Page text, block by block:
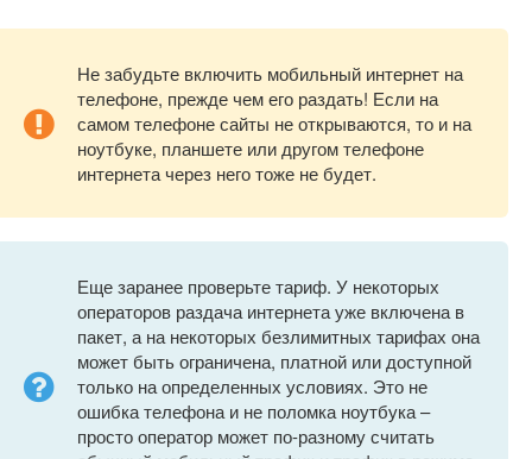
Не забудьте включить мобильный интернет на
телефоне, прежде чем его раздать! Если на
самом телефоне сайты не открываются, то и на
ноутбуке, планшете или другом телефоне
интернета через него тоже не будет.
Еще заранее проверьте тариф. У некоторых
операторов раздача интернета уже включена в
пакет, а на некоторых безлимитных тарифах она
может быть ограничена, платной или доступной
только на определенных условиях. Это не
ошибка телефона и не поломка ноутбука –
просто оператор может по-разному считать